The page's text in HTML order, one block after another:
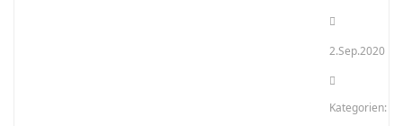
2.Sep.2020
Kategorien: